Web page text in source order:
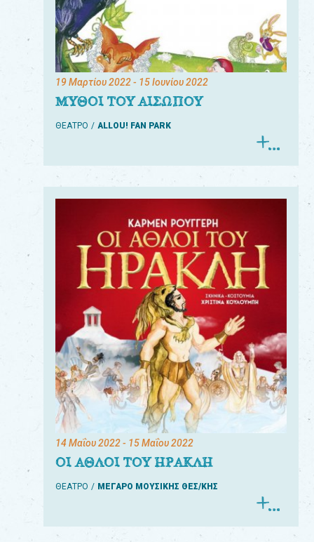
19 Μαρτίου 2022- 15 Ιουνίου 2022
ΜΥΘΟΙ ΤΟΥ ΑΙΣΩΠΟΥ
ΘΕΑΤΡΟ ALLOU! FAN PARK
14 Μαΐου 2022- 15 Μαΐου 2022
ΟΙ ΑΘΛΟΙ ΤΟΥ ΗΡΑΚΛΗ
ΘΕΑΤΡΟ ΜΕΓΑΡΟ ΜΟΥΣΙΚΗΣ ΘΕΣ/ΚΗΣ